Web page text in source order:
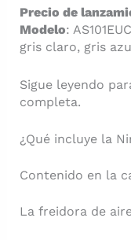
Precio de
Modelo:
gris claro, gris
Sigue leyendo
completa.
¿Qué incluye la
Contenido en la
La freidora de